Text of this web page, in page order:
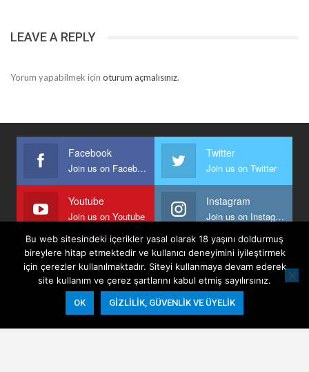
LEAVE A REPLY
Yorum yapabilmek için oturum açmalısınız.
Facebook
Join us on Facebook
Twitter
Join us on Twitter
Youtube
Join us on Youtube
Instagram
Join us on Instagram
Anasayfa Keyfi Yazanlar İletişim
Şartlar Ve Koşullar
Gizlilik, Güvenlik Ve Üyelik Politikası
Bu web sitesindeki içerikler yasal olarak 18 yaşını doldurmuş
bireylere hitap etmektedir ve kullanıcı deneyimini iyileştirmek
için çerezler kullanılmaktadır. Siteyi kullanmaya devam ederek
site kullanım ve çerez şartlarını kabul etmiş sayılırsınız.
OK GIZLILIK, GÜVENLIK VE ÜYELIK